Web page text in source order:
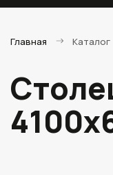
Главная Каталог